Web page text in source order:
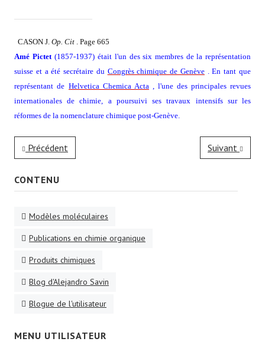
CASON J. Op. Cit . Page 665
Amé Pictet (1857-1937) était l'un des six membres de la représentation
suisse et a été secrétaire du Congrès chimique de Genève. En tant que
représentant de Helvetica Chemica Acta , l'une des principales revues
internationales de chimie, a poursuivi ses travaux intensifs sur les
réformes de la nomenclature chimique post-Genève.
Précédent Suivant
CONTENU
Modèles moléculaires
Publications en chimie organique
Produits chimiques
Blog d'Alejandro Savin
Blogue de l'utilisateur
MENU UTILISATEUR